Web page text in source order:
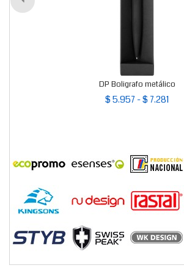
DP Boligrafo metálico
$ 5.957 - $ 7.281